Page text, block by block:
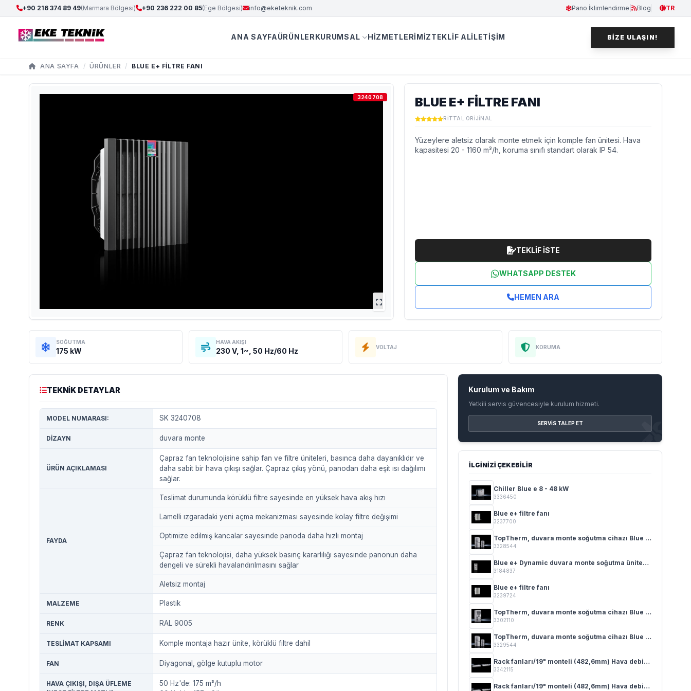
+90 216 374 89 49(Marmara Bölgesi) +90 236 222 00 85(Ege Bölgesi) info@eketeknik.com Pano İklimlendirme Blog TR
ANA SAYFAÜRÜNLERKURUMSAL HIZMETLERIMIZTEKLIF ALİLETIŞIM BIZE ULAŞIN!
ANA SAYFA / ÜRÜNLER / BLUE E+ FILTRE FANI
3240708 BLUE E+ FILTRE FANI
RITTAL ORIJINAL
Yüzeylere aletsiz olarak monte etmek için komple fan ünitesi. Hava
kapasitesi 20 - 1160 m³/h, koruma sınıfı standart olarak IP 54.
TEKLİF İSTE
WHATSAPP DESTEK
HEMEN ARA
SOĞUTMA
175 kW
HAVA AKIŞI
230 V, 1~, 50 Hz/60 Hz VOLTAJ KORUMA
TEKNIK DETAYLAR
MODEL NUMARASI: SK 3240708
DIZAYN duvara monte
ÜRÜN AÇIKLAMASI
Çapraz fan teknolojisine sahip fan ve filtre üniteleri, basınca daha dayanıklıdır ve
daha sabit bir hava çıkışı sağlar. Çapraz çıkış yönü, panodan daha eşit ısı dağılımı
sağlar.
FAYDA
Teslimat durumunda körüklü filtre sayesinde en yüksek hava akış hızı
Lamelli ızgaradaki yeni açma mekanizması sayesinde kolay filtre değişimi
Optimize edilmiş kancalar sayesinde panoda daha hızlı montaj
Çapraz fan teknolojisi, daha yüksek basınç kararlılığı sayesinde panonun daha
dengeli ve sürekli havalandırılmasını sağlar
Aletsiz montaj
MALZEME Plastik
RENK RAL 9005
TESLIMAT KAPSAMI Komple montaja hazır ünite, körüklü filtre dahil
FAN Diyagonal, gölge kutuplu motor
HAVA ÇIKIŞI, DIŞA ÜFLEME
50 Hz'de: 175 m³/h
Kurulum ve Bakım
Yetkili servis güvencesiyle kurulum hizmeti.
SERVIS TALEP ET
İLGINIZI ÇEKEBILIR
Chiller Blue e 8 - 48 kW
3336450
Blue e+ filtre fanı
3237700
TopTherm, duvara monte soğutma cihazı Blue e, NEMA 4X 0,5 - 2,5 kW
3328544
Blue e+ Dynamic duvara monte soğutma ünitesi 1,0 kW – 2,6 kW
3184837
Blue e+ filtre fanı
3239724
TopTherm, duvara monte soğutma cihazı Blue e 0,3 - 4 kW
3302110
TopTherm, duvara monte soğutma cihazı Blue e, NEMA 4X 0,5 - 2,5 kW
3329544
Rack fanları/19" monteli (482,6mm) Hava debisi 320 - 480 m³/h
3342115
Rack fanları/19" monteli (482,6mm) Hava debisi 320 - 480 m³/h